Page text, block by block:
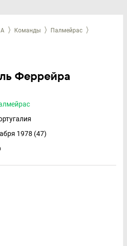
А Команды
Палмейрас
Феррейра
1978 (47)